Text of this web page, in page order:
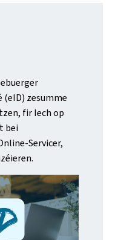
(eID) zesumme
fir Iech op
bei
Servicer,